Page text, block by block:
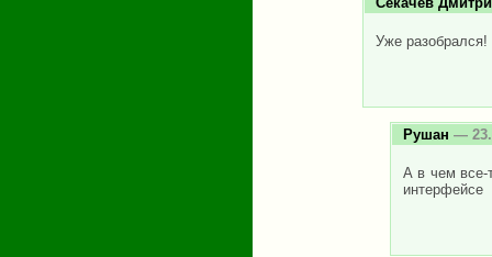
Уже разобрался!
Рушан —
А в чем все-
интерфейсе